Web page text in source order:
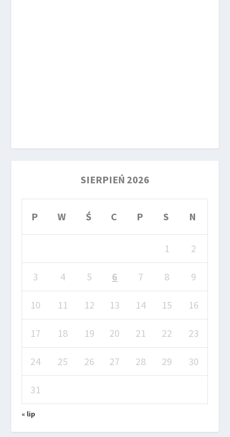
SIERPIEŃ 2026
P W Ś C P S N
1 2
3 4 5 6 7 8 9
10 11 12 13 14 15 16
17 18 19 20 21 22 23
24 25 26 27 28 29 30
31
« lip